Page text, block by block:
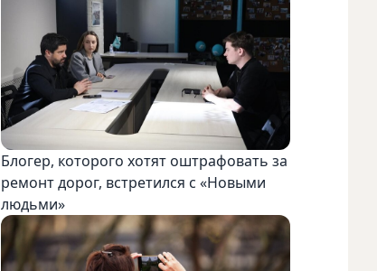
Блогер, которого хотят оштрафовать за
ремонт дорог, встретился с «Новыми
людьми»